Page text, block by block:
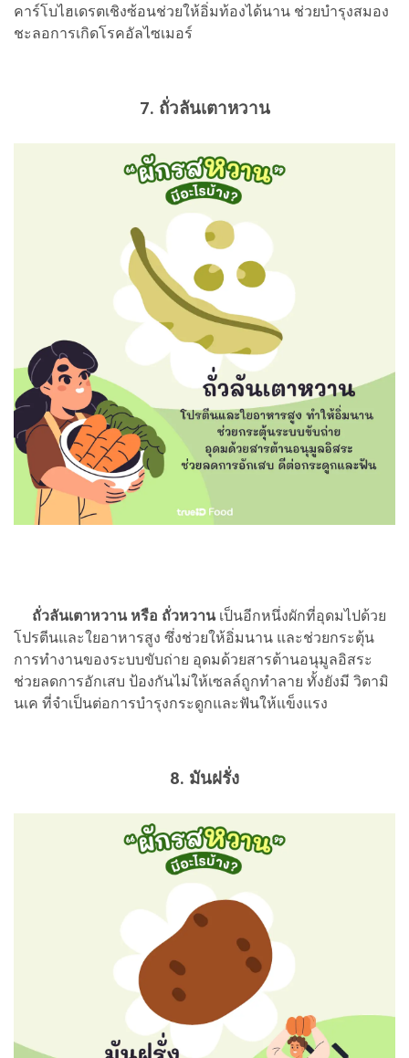
คาร์โบไฮเดรตเชิงซ้อนช่วยให้อิ่มท้องได้นาน ช่วยบำรุงสมอง
ชะลอการเกิดโรคอัลไซเมอร์
7. ถั่วลันเตาหวาน
ถั่วลันเตาหวาน หรือ ถั่วหวานเป็นอีกหนึ่งผักที่อุดมไปด้วย
โปรตีนและใยอาหารสูง ซึ่งช่วยให้อิ่มนาน และช่วยกระตุ้น
การทำงานของระบบขับถ่าย อุดมด้วยสารต้านอนุมูลอิสระ
ช่วยลดการอักเสบ ป้องกันไม่ให้เซลล์ถูกทำลาย ทั้งยังมี วิตามิ
นเค ที่จำเป็นต่อการบำรุงกระดูกและฟันให้แข็งแรง
8. มันฝรั่ง